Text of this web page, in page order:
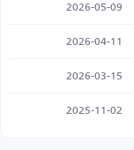
2026-05-09
2026-04-11
2026-03-15
2025-11-02